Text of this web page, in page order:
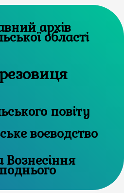
архів
області
повіту
воєводство
Вознесіння